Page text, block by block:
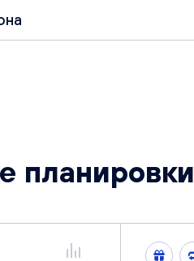
планировки